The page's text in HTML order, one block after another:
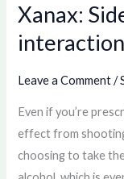
Xanax:
Leave a Comment /
Even if you’re
effect from
choosing to take
Xanax:
Side
effects,
dosage,
interactions,
and
more